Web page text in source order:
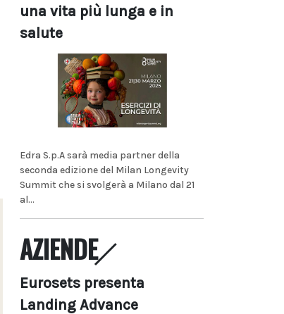
una vita più lunga e in
salute
Edra S.p.A sarà media partner della
seconda edizione del Milan Longevity
Summit che si svolgerà a Milano dal 21
al...
AZIENDE
Eurosets presenta
Landing Advance